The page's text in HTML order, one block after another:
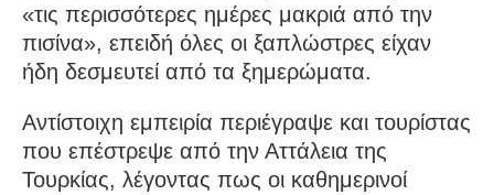
«τις περισσότερες ημέρες μακριά από την
πισίνα», επειδή όλες οι ξαπλώστρες είχαν
ήδη δεσμευτεί από τα ξημερώματα.
Αντίστοιχη εμπειρία περιέγραψε και τουρίστας
που επέστρεψε από την Αττάλεια της
Τουρκίας, λέγοντας πως οι καθημερινοί